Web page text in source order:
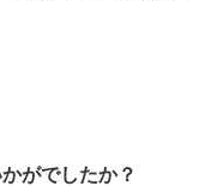
がでしたか？